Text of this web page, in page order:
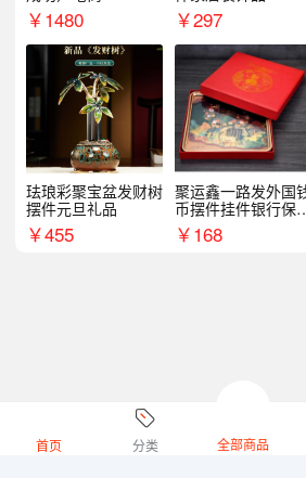
￥1480 ￥297
珐琅彩聚宝盆发财树
摆件元旦礼品
￥455
聚运鑫一路发外国
币摆件挂件银行保
商务礼
￥168
首页 分类 全部商品